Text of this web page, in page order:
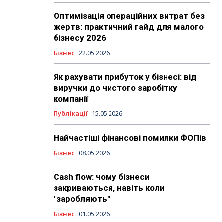
Оптимізація операційних витрат без
жертв: практичний гайд для малого
бізнесу 2026
Бізнес 22.05.2026
Як рахувати прибуток у бізнесі: від
виручки до чистого заробітку
компанії
Публікації 15.05.2026
Найчастіші фінансові помилки ФОПів
Бізнес 08.05.2026
Cash flow: чому бізнеси
закриваються, навіть коли
"заробляють"
Бізнес 01.05.2026